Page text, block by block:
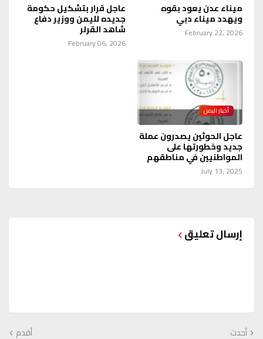
ميناء عدن يعود بقوه
ويهدد ميناء دبي
February 22, 2026
عاجل قرار بتشكيل حكومة
جديده لليمن ووزير دفاع
شاهد القرلر
February 06, 2026
أخبار اليمن
عاجل الحوثين يصدرون عملة
جديد وخطورتها على
المواطنيين في مناطقهم
July 13, 2025
إرسال تعليق
أحدث أقدم